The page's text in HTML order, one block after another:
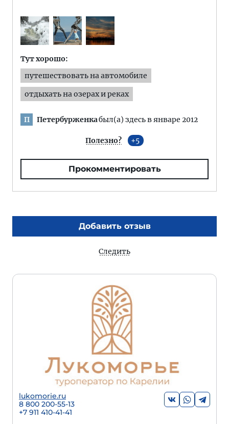
Тут хорошо:
путешествовать на автомобиле
отдыхать на озерах и реках
П Петербурженкабыл(а) здесь в январе 2012
Полезно? 5
Прокомментировать
Добавить отзыв
Следить
lukomorie.ru
8 800 200-55-13
+7 911 410-41-41